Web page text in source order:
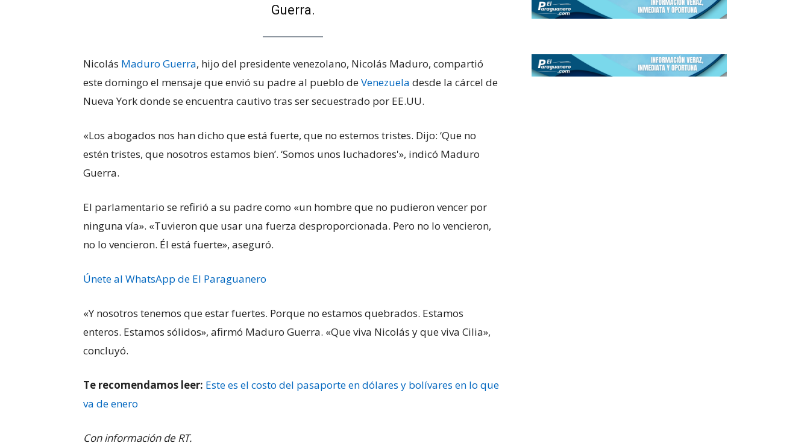
Guerra.
Nicolás Maduro Guerra, hijo del presidente venezolano, Nicolás Maduro, compartió
este domingo el mensaje que envió su padre al pueblo deVenezuela desde la cárcel de
Nueva York donde se encuentra cautivo tras ser secuestrado por EE.UU.
«Los abogados nos han dicho que está fuerte, que no estemos tristes. Dijo: ‘Que no
estén tristes, que nosotros estamos bien’. ‘Somos unos luchadores'», indicó Maduro
Guerra.
El parlamentario se refirió a su padre como «un hombre que no pudieron vencer por
ninguna vía». «Tuvieron que usar una fuerza desproporcionada. Pero no lo vencieron,
no lo vencieron. Él está fuerte», aseguró.
Únete al WhatsApp de El Paraguanero
«Y nosotros tenemos que estar fuertes. Porque no estamos quebrados. Estamos
enteros. Estamos sólidos», afirmó Maduro Guerra. «Que viva Nicolás y que viva Cilia»,
concluyó.
Te recomendamos leer: Este es el costo del pasaporte en dólares y bolívares en lo que
va de enero
Con información de RT.